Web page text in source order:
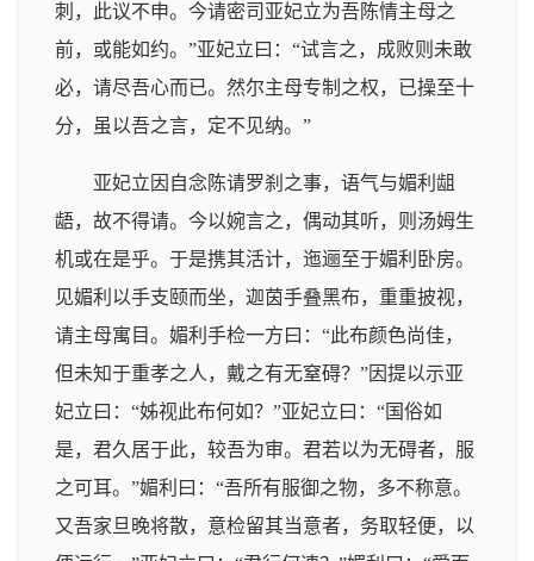
刺，此议不申。今请密司亚妃立为吾陈情主母之
前，或能如约。”亚妃立曰：“试言之，成败则未敢
必，请尽吾心而已。然尔主母专制之权，已操至十
分，虽以吾之言，定不见纳。”
亚妃立因自念陈请罗刹之事，语气与媚利龃
龉，故不得请。今以婉言之，偶动其听，则汤姆生
机或在是乎。于是携其活计，迤逦至于媚利卧房。
见媚利以手支颐而坐，迦茵手叠黑布，重重披视，
请主母寓目。媚利手检一方曰：“此布颜色尚佳，
但未知于重孝之人，戴之有无窒碍？”因提以示亚
妃立曰：“姊视此布何如？”亚妃立曰：“国俗如
是，君久居于此，较吾为审。君若以为无碍者，服
之可耳。”媚利曰：“吾所有服御之物，多不称意。
又吾家旦晚将散，意检留其当意者，务取轻便，以